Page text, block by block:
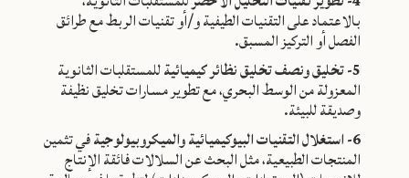
بالاعتماد على التقنيات الطيفية و/أو تقنيات الربط مع طرائق
الفصل أو التركيز المسبق.
5- تخليق ونصف تخليق نظائر كيميائية
للمستقلبات الثانوية
المعزولة من الوسط البحري، مع تطوير مسارات تخليق نظيفة
وصديقة للبيئة.
6- استغلال التقنيات البيوكيميائية والميكروبيولوجية
في تثمين
المنتجات الطبيعية، مثل البحث عن السلالات فائقة الإنتاج